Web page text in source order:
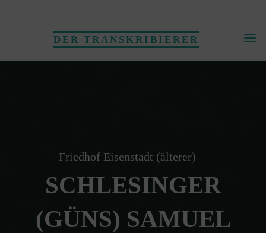
DER TRANSKRIBIERER
Friedhof Eisenstadt (älterer)
SCHLESINGER
(GÜNS) SAMUEL